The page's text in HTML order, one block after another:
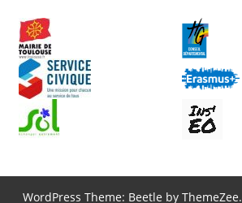
WordPress Theme: Beetle by ThemeZee.